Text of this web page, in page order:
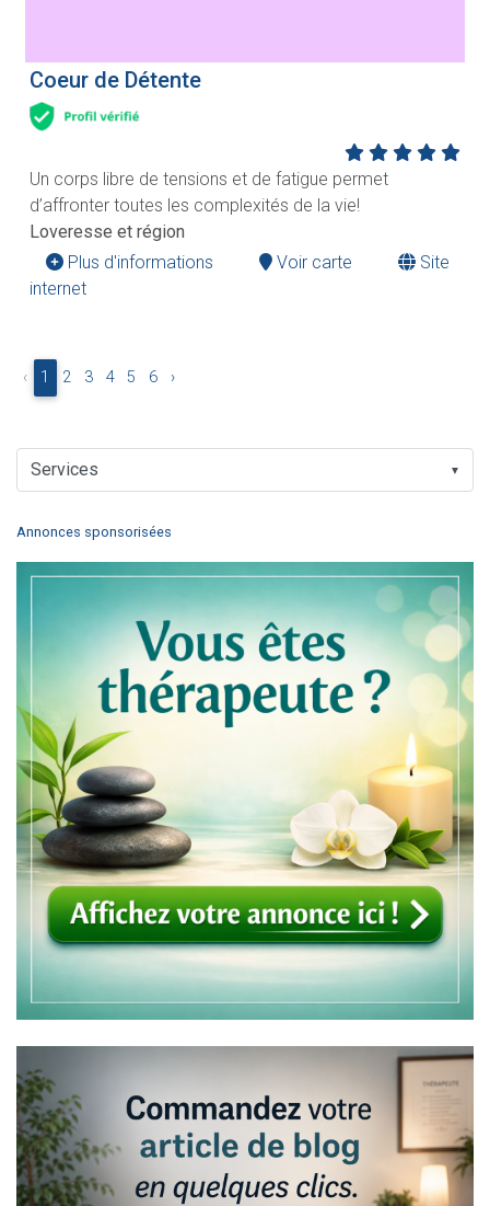
Coeur de Détente
Un corps libre de tensions et de fatigue permet
d’affronter toutes les complexités de la vie!
Loveresse et région
Plus d'informations
Voir carte
Site
internet
‹ 1 2 3 4 5 6 ›
▼
Annonces sponsorisées